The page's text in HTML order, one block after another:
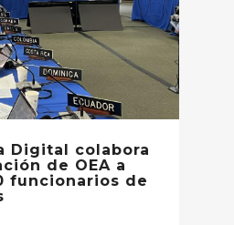
Digital colabora
de OEA a
funcionarios de